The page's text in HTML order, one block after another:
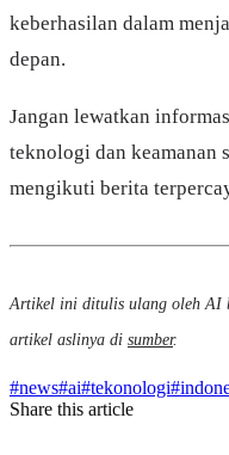
keberhasilan dalam
depan.
Jangan lewatkan
teknologi dan keamanan
mengikuti berita
Artikel ini ditulis ulang oleh AI
artikel aslinya di sumber.
#news#ai#tekonologi#
Share this article